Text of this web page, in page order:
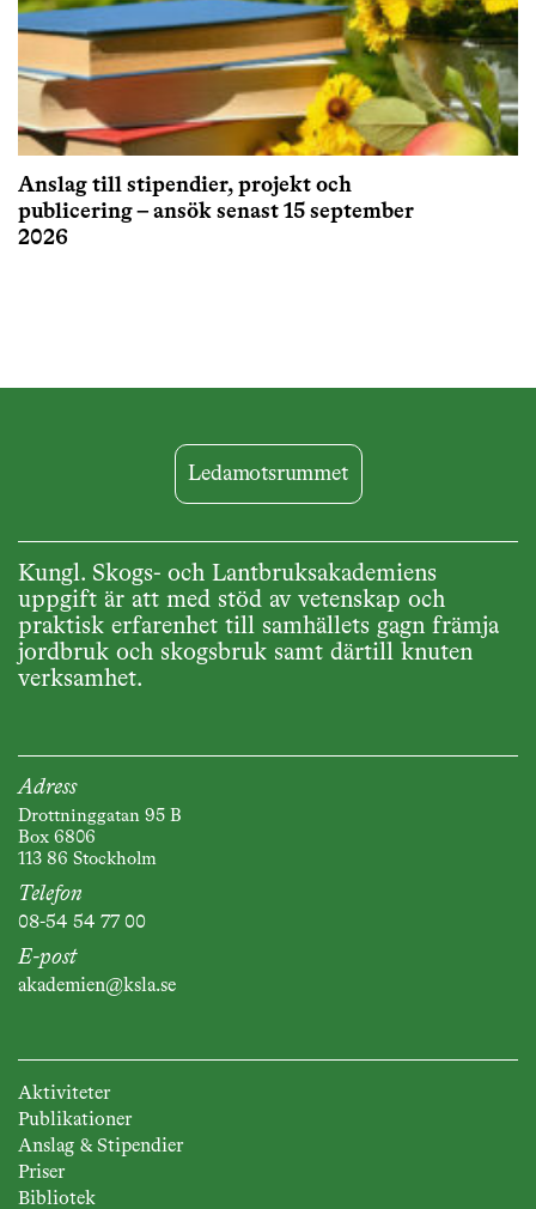
Anslag till stipendier, projekt och
publicering – ansök senast 15 september
2026
Ledamotsrummet
Kungl. Skogs- och Lantbruksakademiens
uppgift är att med stöd av vetenskap och
praktisk erfarenhet till samhällets gagn främja
jordbruk och skogsbruk samt därtill knuten
verksamhet.
Adress
Drottninggatan 95 B
Box 6806
113 86 Stockholm
Telefon
08-54 54 77 00
E-post
akademien@ksla.se
Aktiviteter
Publikationer
Anslag & Stipendier
Priser
Bibliotek